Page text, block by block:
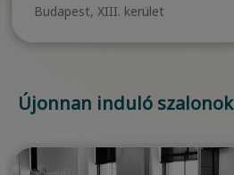
Budapest, XIII. kerület
Újonnan induló szalonok